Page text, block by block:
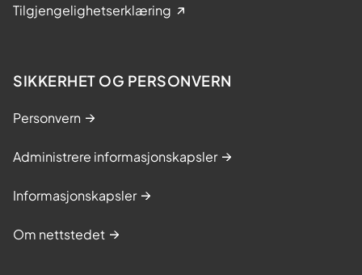
Tilgjengelighetserklæring
SIKKERHET OG PERSONVERN
Personvern
Administrere informasjonskapsler
Informasjonskapsler
Om nettstedet